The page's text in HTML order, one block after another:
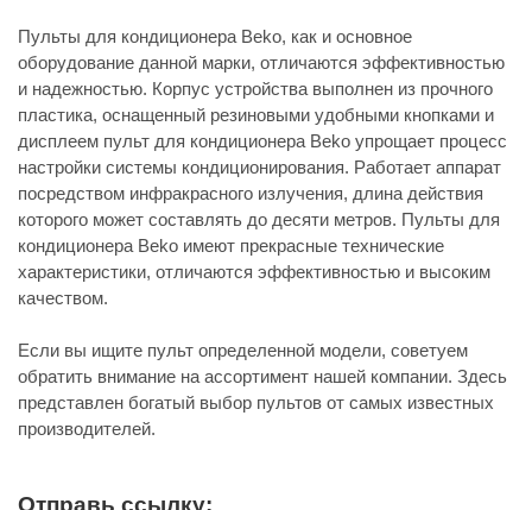
Пульты для кондиционера Beko, как и основное
оборудование данной марки, отличаются эффективностью
и надежностью. Корпус устройства выполнен из прочного
пластика, оснащенный резиновыми удобными кнопками и
дисплеем пульт для кондиционера Beko упрощает процесс
настройки системы кондиционирования. Работает аппарат
посредством инфракрасного излучения, длина действия
которого может составлять до десяти метров. Пульты для
кондиционера Beko имеют прекрасные технические
характеристики, отличаются эффективностью и высоким
качеством.
Если вы ищите пульт определенной модели, советуем
обратить внимание на ассортимент нашей компании. Здесь
представлен богатый выбор пультов от самых известных
производителей.
Отправь ссылку: